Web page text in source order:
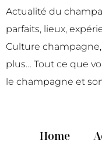
Actualité du
parfaits, lieux,
Culture
plus… Tout ce que
le champagne et
Home